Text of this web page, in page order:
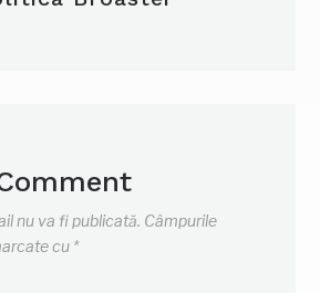
nu va fi publicată. Câmpurile
cu *